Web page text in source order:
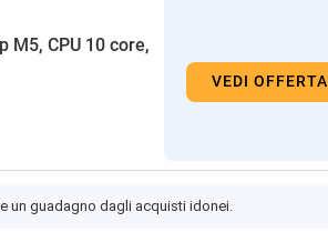
M5, CPU 10 core,
VEDI OFFERTA
un guadagno dagli acquisti idonei.